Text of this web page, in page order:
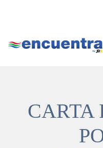
CARTA